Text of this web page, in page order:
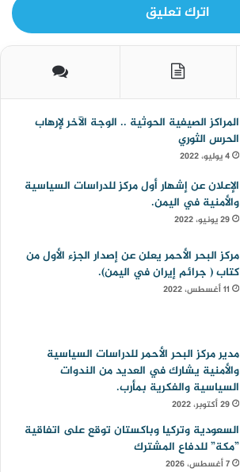
اترك تعليق
المراكز الصيفية الحوثية .. الوجة الآخر لإرهاب
الحرس الثوري
4 يوليو، 2022
الإعلان عن إشهار أول مركز للدراسات السياسية
والأمنية في اليمن.
29 يونيو، 2022
مركز البحر الأحمر يعلن عن إصدار الجزء الأول من
كتاب ( جرائم إيران في اليمن).
11 أغسطس، 2022
مدير مركز البحر الأحمر للدراسات السياسية
والأمنية يشارك في العديد من الندوات
السياسية والفكرية بمأرب.
29 أكتوبر، 2022
السعودية وتركيا وباكستان توقع على اتفاقية
”مكة” للدفاع المشترك
7 أغسطس، 2026